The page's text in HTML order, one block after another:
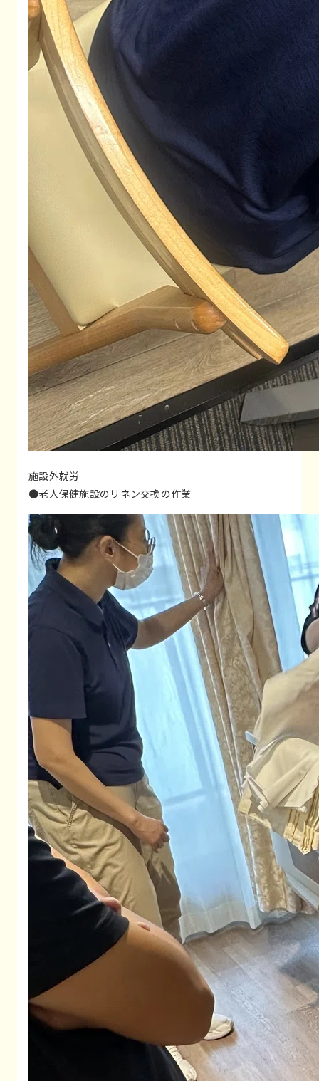
施設外就労
●老人保健施設のリネン交換の作業